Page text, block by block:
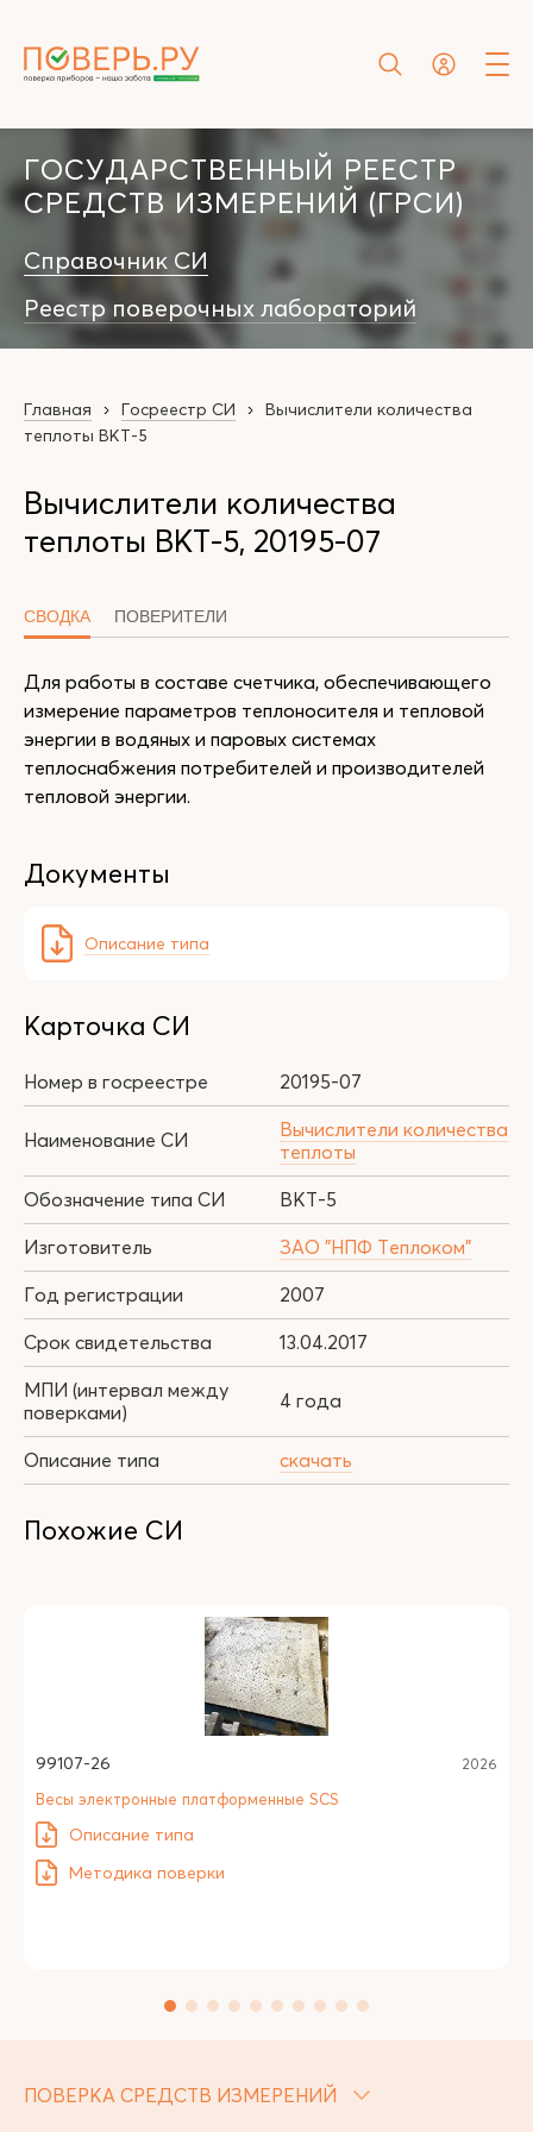
ГОСУДАРСТВЕННЫЙ РЕЕСТР
СРЕДСТВ ИЗМЕРЕНИЙ (ГРСИ)
Справочник СИ
Реестр поверочных лабораторий
Главная Госреестр СИ
Вычислители количества
теплоты ВКТ-5
Вычислители количества
теплоты ВКТ-5, 20195-07
СВОДКА ПОВЕРИТЕЛИ
Для работы в составе счетчика, обеспечивающего
измерение параметров теплоносителя и тепловой
энергии в водяных и паровых системах
теплоснабжения потребителей и производителей
тепловой энергии.
Документы
Описание типа
Карточка СИ
Номер в госреестре 20195-07
Наименование СИ
Вычислители количества
теплоты
Обозначение типа СИ
ВКТ-5
Изготовитель
ЗАО "НПФ Теплоком"
Год регистрации
2007
Срок свидетельства
13.04.2017
МПИ (интервал между
поверками)
4 года
Описание типа скачать
Похожие СИ
99107-26 2026
Весы электронные платформенные SCS
Описание типа
Методика поверки
ПОВЕРКА СРЕДСТВ ИЗМЕРЕНИЙ